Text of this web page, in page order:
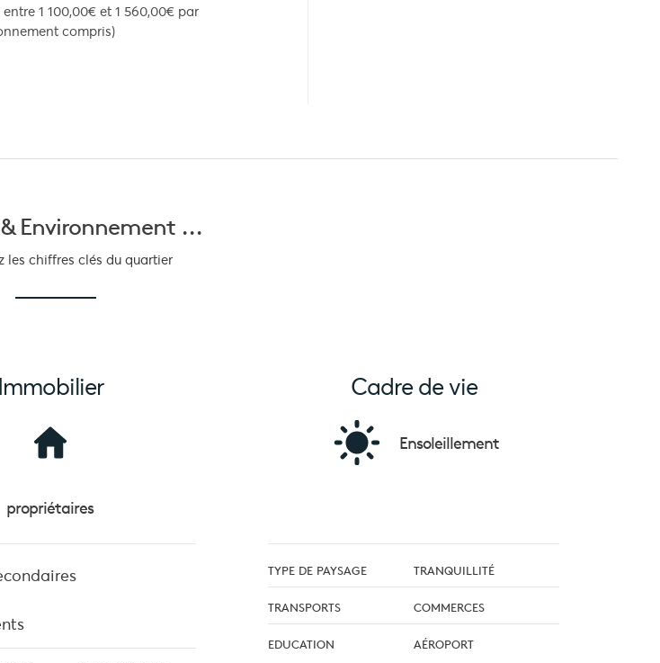
1 100,00€ et 1 560,00€ par
compris)
Environnement ...
les chiffres clés du quartier
Immobilier
propriétaires
Cadre de vie
Ensoleillement
TYPE DE PAYSAGE TRANQUILLITÉ
TRANSPORTS COMMERCES
EDUCATION AÉROPORT